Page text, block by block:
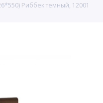
Риббек темный, 12001